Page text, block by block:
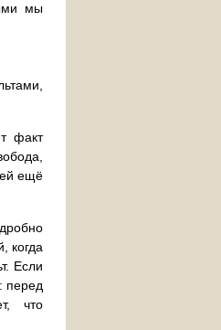
мы
факт
ещё
когда
Если
перед
что